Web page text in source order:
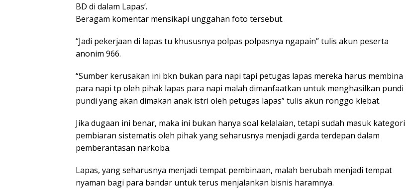
BD di dalam Lapas’.
Beragam komentar mensikapi unggahan foto tersebut.
“Jadi pekerjaan di lapas tu khususnya polpas polpasnya ngapain” tulis akun peserta
anonim 966.
“Sumber kerusakan ini bkn bukan para napi tapi petugas lapas mereka harus membina
para napi tp oleh pihak lapas para napi malah dimanfaatkan untuk menghasilkan pundi
pundi yang akan dimakan anak istri oleh petugas lapas” tulis akun ronggo klebat.
Jika dugaan ini benar, maka ini bukan hanya soal kelalaian, tetapi sudah masuk kategori
pembiaran sistematis oleh pihak yang seharusnya menjadi garda terdepan dalam
pemberantasan narkoba.
Lapas, yang seharusnya menjadi tempat pembinaan, malah berubah menjadi tempat
nyaman bagi para bandar untuk terus menjalankan bisnis haramnya.